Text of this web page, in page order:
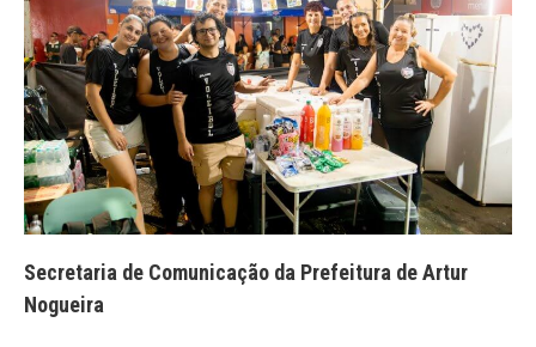
Secretaria de Comunicação da Prefeitura de Artur
Nogueira